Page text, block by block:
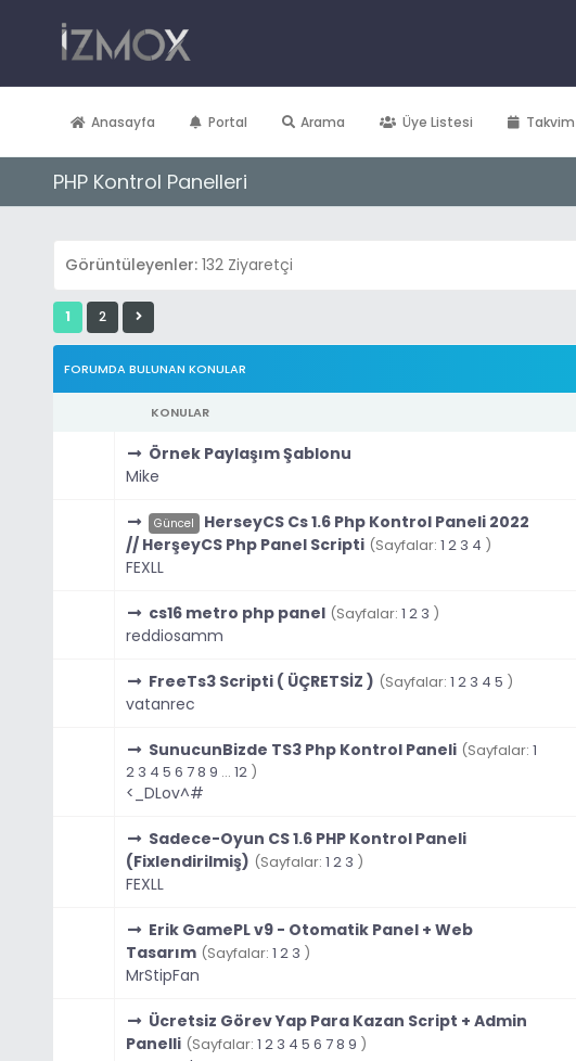
Anasayfa Portal Arama Üye Listesi Takvim
PHP Kontrol Panelleri
Görüntüleyenler: 132 Ziyaretçi
1 2
FORUMDA BULUNAN KONULAR
KONULAR
Örnek Paylaşım Şablonu
Mike
Güncel
HerseyCS Cs 1.6 Php Kontrol Paneli 2022
// HerşeyCS Php Panel Scripti (Sayfalar: 1 2 3 4 )
FEXLL
cs16 metro php panel (Sayfalar:1 2 3 )
reddiosamm
FreeTs3 Scripti ( ÜÇRETSİZ ) (Sayfalar:1 2 3 4 5 )
vatanrec
SunucunBizde TS3 Php Kontrol Paneli (Sayfalar:1
2 3 4 5 6 78 9 ... 12 )
<_DLov^#
Sadece-Oyun CS 1.6 PHP Kontrol Paneli
(Fixlendirilmiş) (Sayfalar: 1 2 3 )
FEXLL
Erik GamePL v9 - Otomatik Panel + Web
Tasarım (Sayfalar: 1 2 3 )
MrStipFan
Ücretsiz Görev Yap Para Kazan Script + Admin
Panelli (Sayfalar: 1 2 3 4 5 6 78 9 )